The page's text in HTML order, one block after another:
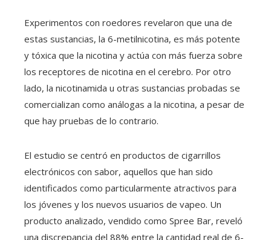
Experimentos con roedores revelaron que una de
estas sustancias, la 6-metilnicotina, es más potente
y tóxica que la nicotina y actúa con más fuerza sobre
los receptores de nicotina en el cerebro. Por otro
lado, la nicotinamida u otras sustancias probadas se
comercializan como análogas a la nicotina, a pesar de
que hay pruebas de lo contrario.
El estudio se centró en productos de cigarrillos
electrónicos con sabor, aquellos que han sido
identificados como particularmente atractivos para
los jóvenes y los nuevos usuarios de vapeo. Un
producto analizado, vendido como Spree Bar, reveló
una discrepancia del 88% entre la cantidad real de 6-